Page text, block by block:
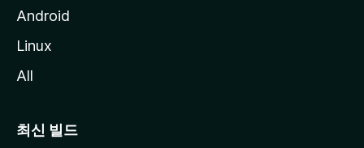
Android
Linux
All
최신 빌드